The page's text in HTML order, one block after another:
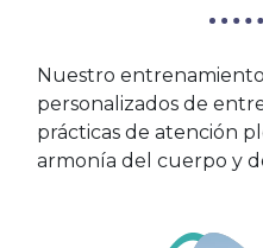
Nuestro
personalizados de
prácticas de atención
armonía del cuerpo y